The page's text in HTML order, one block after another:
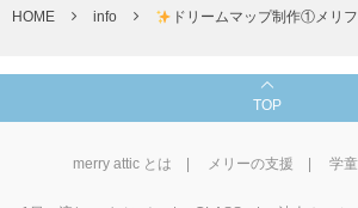
HOME info ドリームマップ制作①メリ
TOP
merry attic とは メリーの支援 学